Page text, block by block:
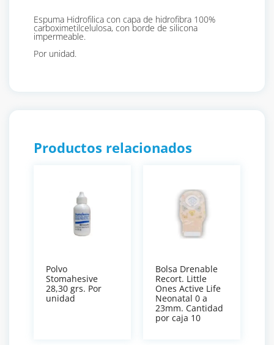
Espuma Hidrofilica con capa de hidrofibra 100%
carboximetilcelulosa, con borde de silicona
impermeable.
Por unidad.
Productos relacionados
Polvo
Stomahesive
28,30 grs. Por
unidad
Bolsa Drenable
Recort. Little
Ones Active Life
Neonatal 0 a
23mm. Cantidad
por caja 10